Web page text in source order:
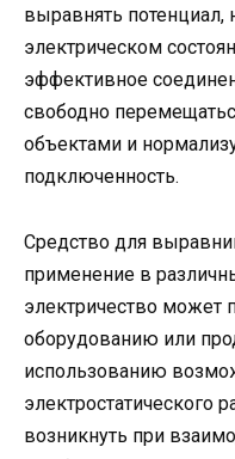
выравнять потенциал,
электрическом
эффективное
свободно
объектами и
подключенность.
Средство для
применение в
электричество может
оборудованию или
использованию
электростатического
возникнуть при